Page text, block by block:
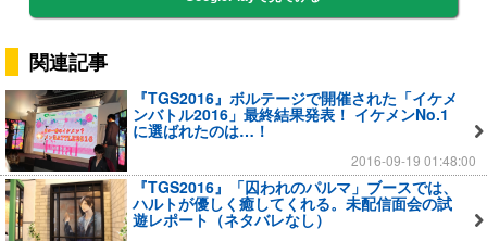
関連記事
『TGS2016』ボルテージで開催された「イケメ
ンバトル2016」最終結果発表！ イケメンNo.1
に選ばれたのは…！
2016-09-19 01:48:00
『TGS2016』「囚われのパルマ」ブースでは、
ハルトが優しく癒してくれる。未配信面会の試
遊レポート（ネタバレなし）